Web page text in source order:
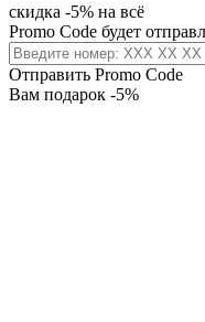
скидка -5% на всё
Promo Code будет
Отправить Promo Code
Вам подарок -5%